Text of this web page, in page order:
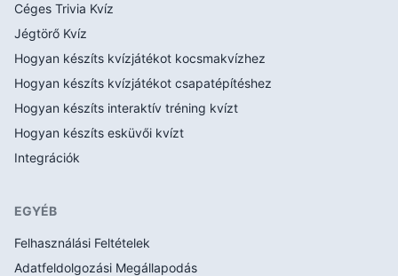
Céges Trivia Kvíz
Jégtörő Kvíz
Hogyan készíts kvízjátékot kocsmakvízhez
Hogyan készíts kvízjátékot csapatépítéshez
Hogyan készíts interaktív tréning kvízt
Hogyan készíts esküvői kvízt
Integrációk
EGYÉB
Felhasználási Feltételek
Adatfeldolgozási Megállapodás